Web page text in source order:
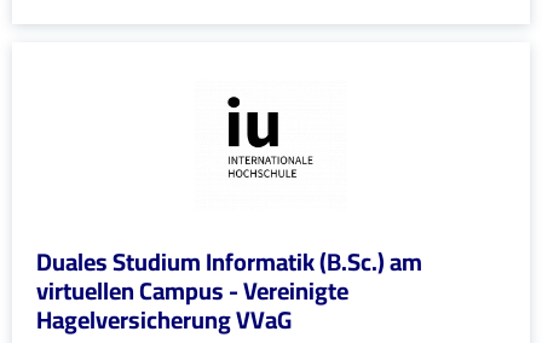
Duales Studium Informatik (B.Sc.) am
virtuellen Campus - Vereinigte
Hagelversicherung VVaG